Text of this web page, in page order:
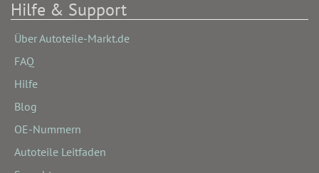
Hilfe & Support
Über Autoteile-Markt.de
FAQ
Hilfe
Blog
OE-Nummern
Autoteile Leitfaden